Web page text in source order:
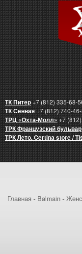
ТК Питер+7 (812) 335-68-
ТК Сенная+7 (812) 740-
ТРЦ «Охта-Молл»+7
ТРК Французский бульвар
ТРК Лето. Certina store /
Главная - Balmain -